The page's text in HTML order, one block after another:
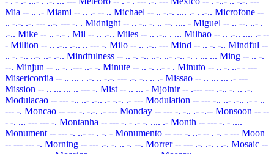
Mia -- .. .- Miami -- .. .- -- .. Michael -- .. -.-. .... .- . .-.. Microfone --
.. -.-. .-. --- ..-. --- -. . Midnight -- .. -.. -. .. --. .... - Miguel -- .. --. ..- .
.-.. Mike -- .. -.- . Mil -- .. .-.. Miles -- .. .-.. . ... Milhao -- .. .-.. .... .- --
- Million -- .. .-.. .-.. .. --- -. Milo -- .. .-.. --- Mind -- .. -. -.. Mindful --
.. -. -.. ..-. ..- .-.. Mindfulness -- .. -. -.. ..-. ..- .-.. -. . ... ... Ming -- .. -.
--. Minjun -- .. -. .--- ..- -. Minute -- .. -. ..- - . Minuto -- .. -. ..- - ---
Misericordia -- .. ... . .-. .. -.-. --- .-. -.. .. .- Missao -- .. ... ... .- ---
Mission -- .. ... ... .. --- -. Mist -- .. ... - Mjolnir-- .--- --- .-.. -. .. .-.
Modulacao -- --- -.. ..- .-.. .- -.-. .- --- Modulation -- --- -.. ..- .-.. .- - ..
--- -. Moncao -- --- -. -.-. .- --- Monday -- --- -. -.. .- -.-- Monsoon -- --
- -. ... --- --- -. Montanha -- --- -. - .- -. .... .- Month -- --- -. - ....
Monument -- --- -. ..- -- . -. - Monumento -- --- -. ..- -- . -. - --- Moon
-- --- --- -. Morning -- --- .-. -. .. -. --. Morrer-- --- .-. .-. . .-. Mosaic --